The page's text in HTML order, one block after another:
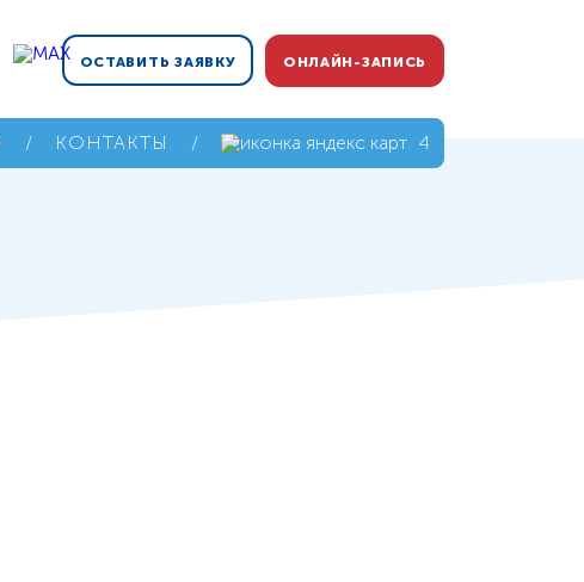
ОНЛАЙН-ЗАПИСЬ
ОСТАВИТЬ ЗАЯВКУ
/ КОНТАКТЫ / 4,9